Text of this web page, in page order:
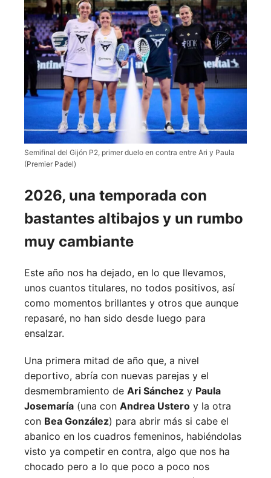
Semifinal del Gijón P2, primer duelo en contra entre Ari y Paula
(Premier Padel)
2026, una temporada con
bastantes altibajos y un rumbo
muy cambiante
Este año nos ha dejado, en lo que llevamos,
unos cuantos titulares, no todos positivos, así
como momentos brillantes y otros que aunque
repasaré, no han sido desde luego para
ensalzar.
Una primera mitad de año que, a nivel
deportivo, abría con nuevas parejas y el
desmembramiento de Ari Sánchez y Paula
Josemaría (una con Andrea Ustero y la otra
con Bea González) para abrir más si cabe el
abanico en los cuadros femeninos, habiéndolas
visto ya competir en contra, algo que nos ha
chocado pero a lo que poco a poco nos